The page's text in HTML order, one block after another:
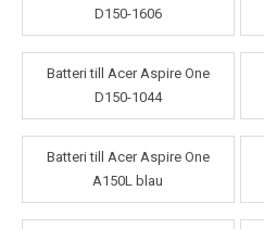
D150-1606
Batteri till Acer Aspire One
D150-1044
Batteri till Acer Aspire One
A150L blau